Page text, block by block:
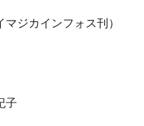
ジカインフォス刊）
子